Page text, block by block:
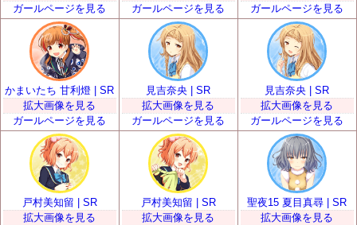
ガールページを見る
ガールページを見る
ガールページを見る
かまいたち 甘利燈 | SR
拡大画像を見る
ガールページを見る
見吉奈央 | SR
拡大画像を見る
ガールページを見る
見吉奈央 | SR
拡大画像を見る
ガールページを見る
戸村美知留 | SR
拡大画像を見る
戸村美知留 | SR
拡大画像を見る
聖夜15 夏目真尋 | SR
拡大画像を見る